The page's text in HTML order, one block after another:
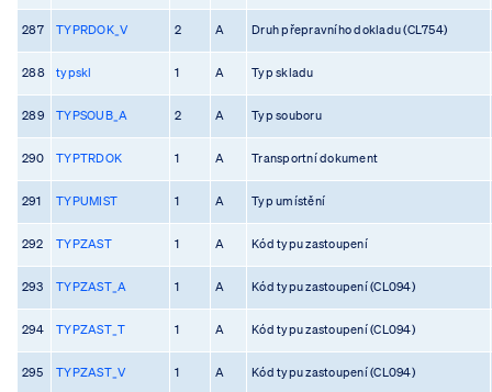
287 TYPRDOK_V 2 A Druh přepravního dokladu (CL754)
288 typskl 1 A Typ skladu
289 TYPSOUB_A 2 A Typ souboru
290 TYPTRDOK 1 A Transportní dokument
291 TYPUMIST 1 A Typ umístění
292 TYPZAST 1 A Kód typu zastoupení
293 TYPZAST_A 1 A Kód typu zastoupení (CL094)
294 TYPZAST_T 1 A Kód typu zastoupení (CL094)
295 TYPZAST_V 1 A Kód typu zastoupení (CL094)